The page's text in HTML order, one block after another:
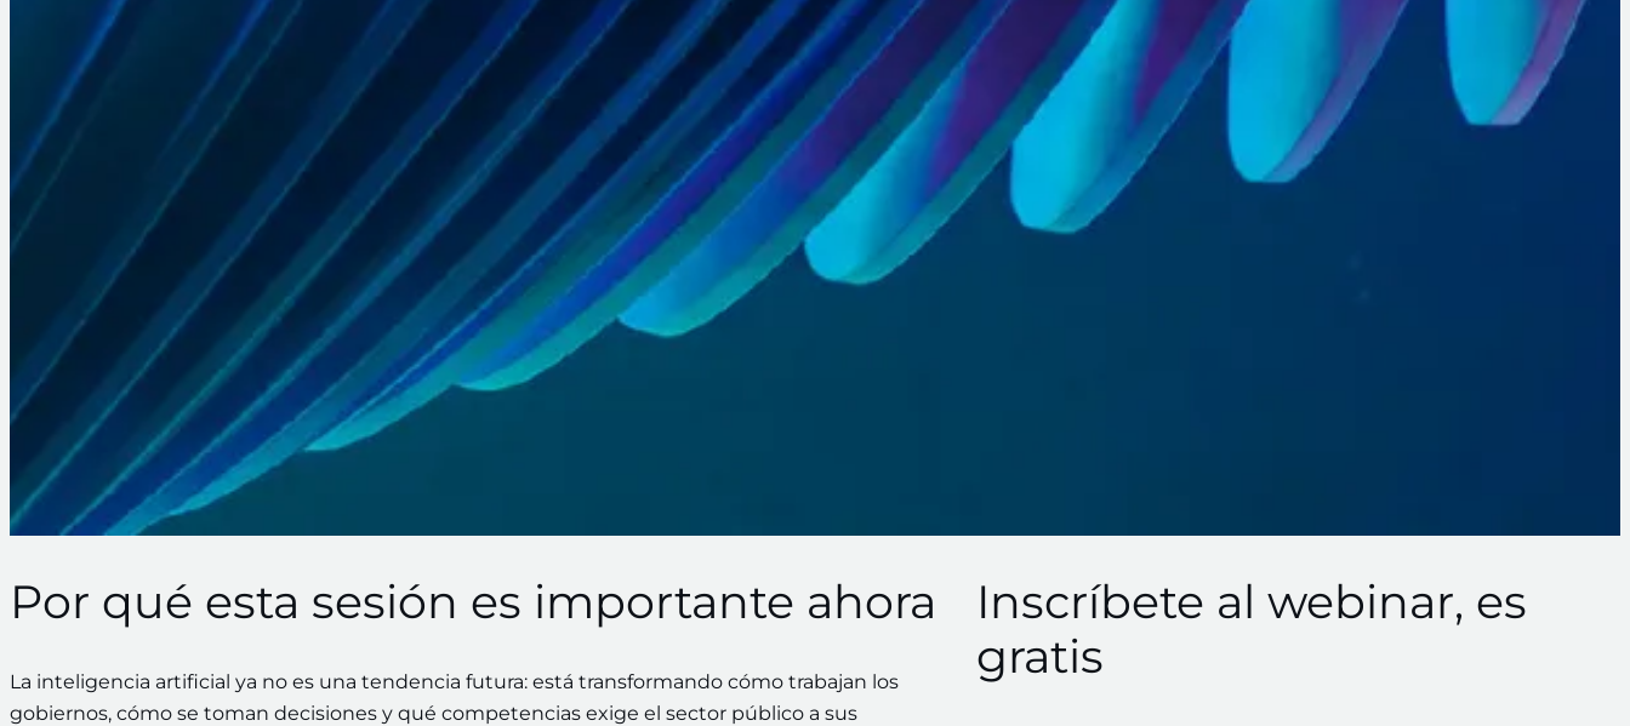
Por qué esta sesión es importante ahora
La inteligencia artificial ya no es una tendencia futura: está transformando cómo trabajan los
gobiernos, cómo se toman decisiones y qué competencias exige el sector público a sus
Inscríbete al webinar, es
gratis